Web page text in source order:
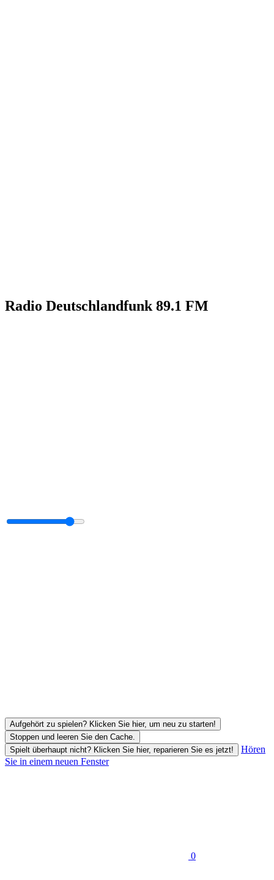
Radio Deutschlandfunk 89.1 FM
Aufgehört zu spielen? Klicken Sie hier, um neu zu starten!
Stoppen und leeren Sie den Cache.
Spielt überhaupt nicht? Klicken Sie hier, reparieren Sie es jetzt!
Hören
Sie in einem neuen Fenster
0